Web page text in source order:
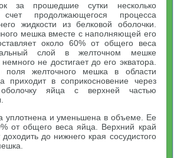
за прошедшие сутки несколько
продолжающегося процесса
жидкости из белковой оболочки.
мешка вместе с наполняющей его
около 60% от общего веса
слой в желточном мешке
не достигает до его экватора.
поля желточного мешка в области
приходит в соприкосновение через
оболочку яйца с верхней частью
уплотнена и уменьшена в объеме. Ее
от общего веса яйца. Верхний край
до нижнего края сосудистого